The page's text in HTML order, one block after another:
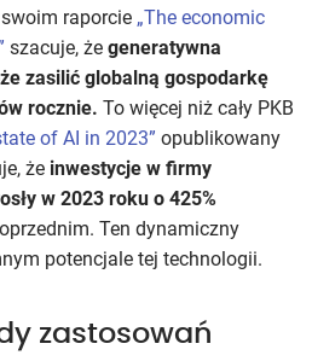
raporcie „The economic
szacuje, że generatywna
zasilić globalną gospodarkę
rocznie. To więcej niż cały PKB
of AI in 2023” opublikowany
że inwestycje w firmy
w 2023 roku o 425%
Ten dynamiczny
potencjale tej technologii.
zastosowań